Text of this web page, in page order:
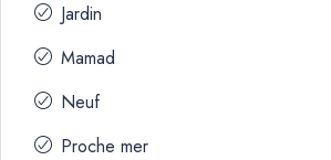
Jardin
Mamad
Neuf
Proche mer